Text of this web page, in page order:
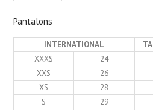
Pantalons
INTERNATIONAL
XXXS
24
XXS
26
XS
28
S
29